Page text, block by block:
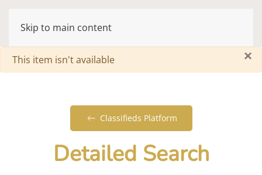
Skip to main content
×
Warning
This item isn't available
Classifieds Platform
Detailed Search